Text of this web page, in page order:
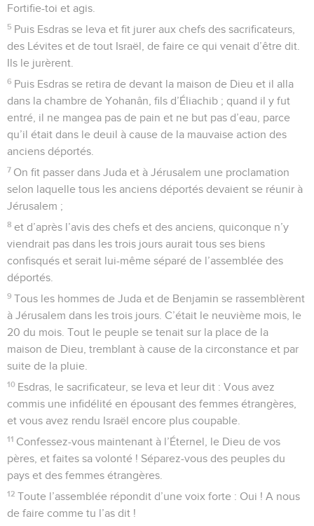
Fortifie-toi et agis.
5 Puis Esdras se leva et fit jurer aux chefs des sacrificateurs,
des Lévites et de tout Israël, de faire ce qui venait d’être dit.
Ils le jurèrent.
6 Puis Esdras se retira de devant la maison de Dieu et il alla
dans la chambre de Yohanân, fils d’Éliachib ; quand il y fut
entré, il ne mangea pas de pain et ne but pas d’eau, parce
qu’il était dans le deuil à cause de la mauvaise action des
anciens déportés.
7 On fit passer dans Juda et à Jérusalem une proclamation
selon laquelle tous les anciens déportés devaient se réunir à
Jérusalem ;
8 et d’après l’avis des chefs et des anciens, quiconque n’y
viendrait pas dans les trois jours aurait tous ses biens
confisqués et serait lui-même séparé de l’assemblée des
déportés.
9 Tous les hommes de Juda et de Benjamin se rassemblèrent
à Jérusalem dans les trois jours. C’était le neuvième mois, le
20 du mois. Tout le peuple se tenait sur la place de la
maison de Dieu, tremblant à cause de la circonstance et par
suite de la pluie.
10 Esdras, le sacrificateur, se leva et leur dit : Vous avez
commis une infidélité en épousant des femmes étrangères,
et vous avez rendu Israël encore plus coupable.
11 Confessez-vous maintenant à l’Éternel, le Dieu de vos
pères, et faites sa volonté ! Séparez-vous des peuples du
pays et des femmes étrangères.
12 Toute l’assemblée répondit d’une voix forte : Oui ! A nous
de faire comme tu l’as dit !